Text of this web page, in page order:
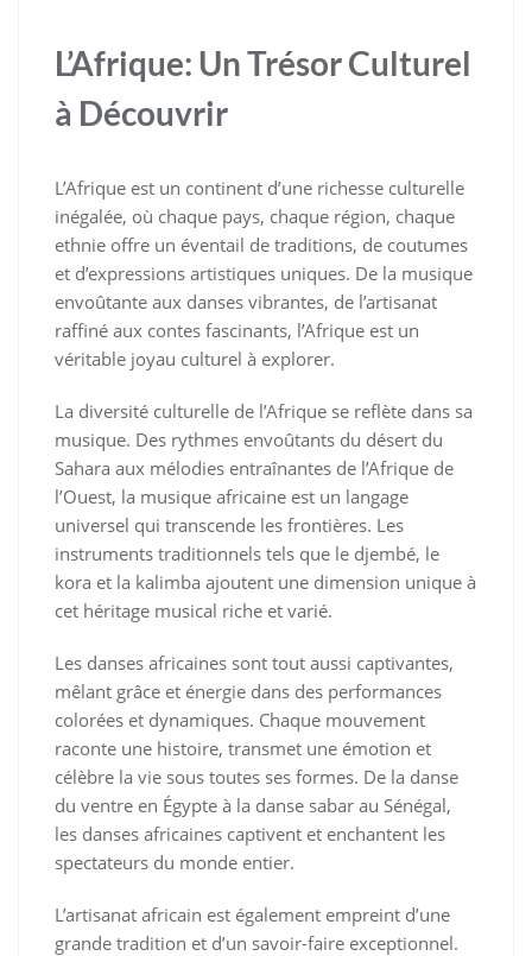
L’Afrique: Un Trésor Culturel
à Découvrir
L’Afrique est un continent d’une richesse culturelle
inégalée, où chaque pays, chaque région, chaque
ethnie offre un éventail de traditions, de coutumes
et d’expressions artistiques uniques. De la musique
envoûtante aux danses vibrantes, de l’artisanat
raffiné aux contes fascinants, l’Afrique est un
véritable joyau culturel à explorer.
La diversité culturelle de l’Afrique se reflète dans sa
musique. Des rythmes envoûtants du désert du
Sahara aux mélodies entraînantes de l’Afrique de
l’Ouest, la musique africaine est un langage
universel qui transcende les frontières. Les
instruments traditionnels tels que le djembé, le
kora et la kalimba ajoutent une dimension unique à
cet héritage musical riche et varié.
Les danses africaines sont tout aussi captivantes,
mêlant grâce et énergie dans des performances
colorées et dynamiques. Chaque mouvement
raconte une histoire, transmet une émotion et
célèbre la vie sous toutes ses formes. De la danse
du ventre en Égypte à la danse sabar au Sénégal,
les danses africaines captivent et enchantent les
spectateurs du monde entier.
L’artisanat africain est également empreint d’une
grande tradition et d’un savoir-faire exceptionnel.